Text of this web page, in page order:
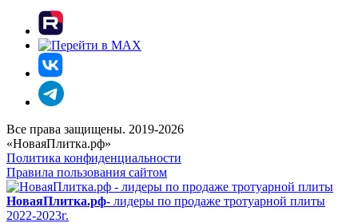
Все права защищены. 2019-2026
«НоваяПлитка.рф»
Политика конфиденциальности
Правила пользования сайтом
НоваяПлитка.рф- лидеры по продаже тротуарной плиты
2022-2023г.